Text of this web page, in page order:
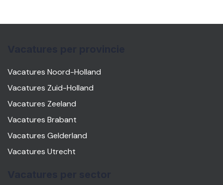
Vacatures Noord-Holland
Vacatures Zuid-Holland
Vacatures Zeeland
Vacatures Brabant
Vacatures Gelderland
Vacatures Utrecht